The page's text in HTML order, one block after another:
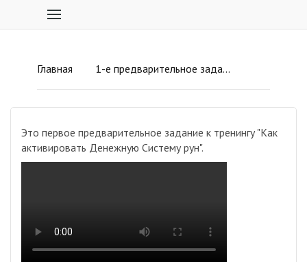
Главная 1-е предварительное задание
Это первое предварительное задание к тренингу "Как
активировать Денежную Систему рун".